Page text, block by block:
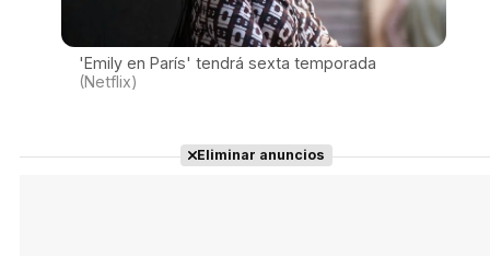
'Emily en París' tendrá sexta temporada
(Netflix)
Eliminar anuncios